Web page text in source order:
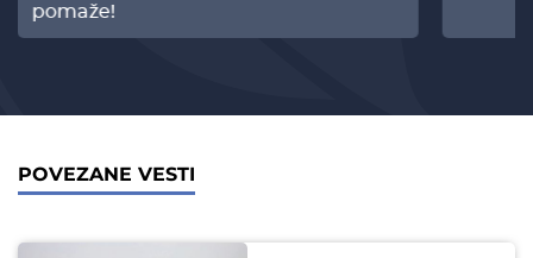
pomaže!
POVEZANE VESTI